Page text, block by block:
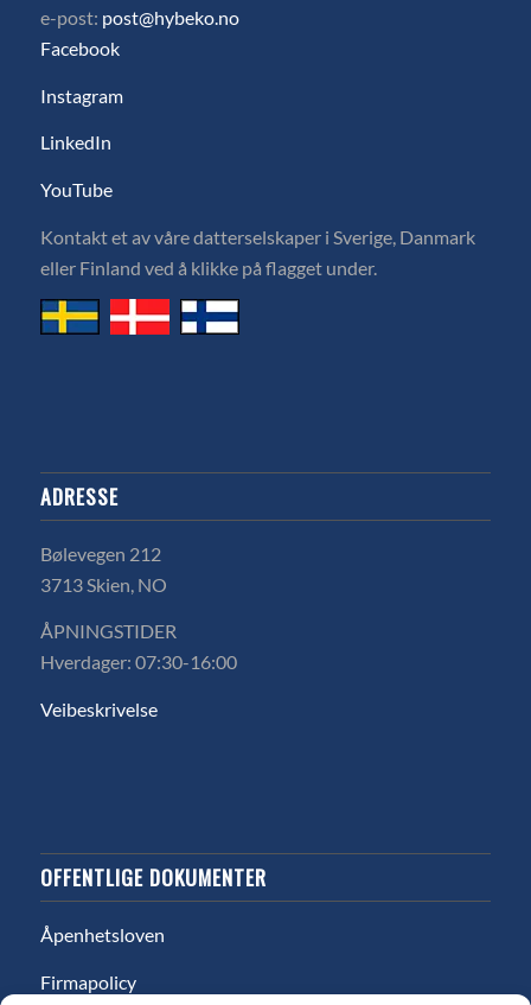
e-post: post@hybeko.no
Facebook
Instagram
LinkedIn
YouTube
Kontakt et av våre datterselskaper i Sverige, Danmark
eller Finland ved å klikke på flagget under.
ADRESSE
Bølevegen 212
3713 Skien, NO
ÅPNINGSTIDER
Hverdager: 07:30-16:00
Veibeskrivelse
OFFENTLIGE DOKUMENTER
Åpenhetsloven
Firmapolicy